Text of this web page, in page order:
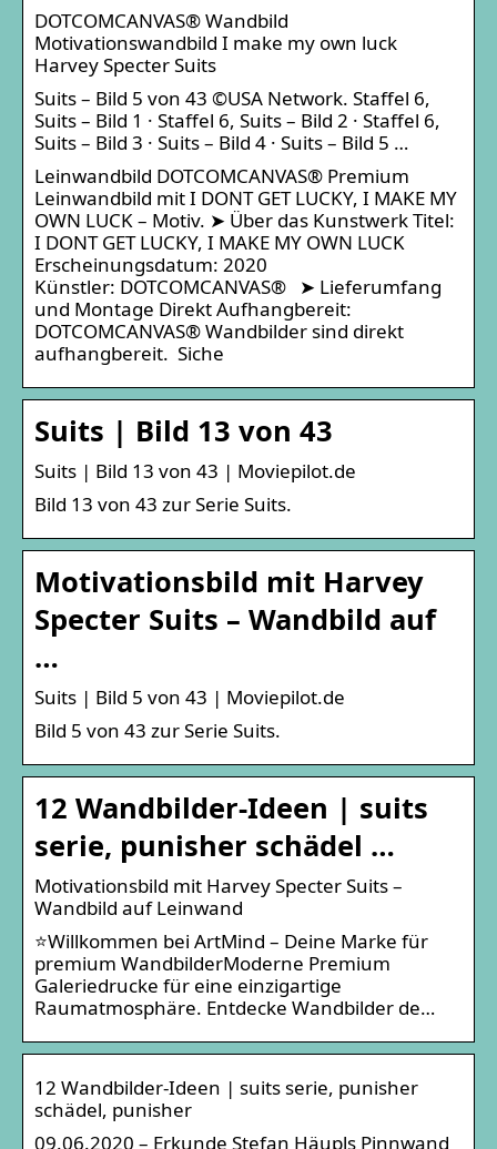
DOTCOMCANVAS® Wandbild
Motivationswandbild I make my own luck
Harvey Specter Suits
Suits – Bild 5 von 43 ©USA Network. Staffel 6,
Suits – Bild 1 · Staffel 6, Suits – Bild 2 · Staffel 6,
Suits – Bild 3 · Suits – Bild 4 · Suits – Bild 5 …
Leinwandbild DOTCOMCANVAS® Premium
Leinwandbild mit I DONT GET LUCKY, I MAKE MY
OWN LUCK – Motiv. ➤ Über das Kunstwerk Titel:
I DONT GET LUCKY, I MAKE MY OWN LUCK
Erscheinungsdatum: 2020
Künstler: DOTCOMCANVAS® ➤ Lieferumfang
und Montage Direkt Aufhangbereit:
DOTCOMCANVAS® Wandbilder sind direkt
aufhangbereit. Siche
Suits | Bild 13 von 43
Suits | Bild 13 von 43 | Moviepilot.de
Bild 13 von 43 zur Serie Suits.
Motivationsbild mit Harvey
Specter Suits – Wandbild auf
…
Suits | Bild 5 von 43 | Moviepilot.de
Bild 5 von 43 zur Serie Suits.
12 Wandbilder-Ideen | suits
serie, punisher schädel …
Motivationsbild mit Harvey Specter Suits –
Wandbild auf Leinwand
⭐Willkommen bei ArtMind – Deine Marke für
premium WandbilderModerne Premium
Galeriedrucke für eine einzigartige
Raumatmosphäre. Entdecke Wandbilder de…
12 Wandbilder-Ideen | suits serie, punisher
schädel, punisher
09.06.2020 – Erkunde Stefan Häupls Pinnwand